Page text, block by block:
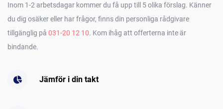
Inom 1-2 arbetsdagar kommer du få upp till 5 olika förslag. Känner
du dig osäker eller har frågor, finns din personliga rådgivare
tillgänglig på 031-20 12 10. Kom ihåg att offerterna inte är
bindande.
Jämför i din takt